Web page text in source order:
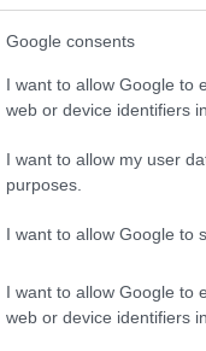
Google consents
I want to allow Google to
web or device identifiers
I want to allow my user
purposes.
I want to allow Google to
I want to allow Google to
web or device identifiers
σκοπού, η Όλγα
τη
το πρώτο